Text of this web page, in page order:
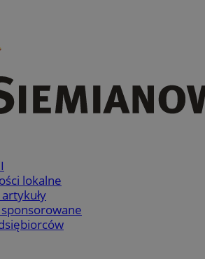
lokalne